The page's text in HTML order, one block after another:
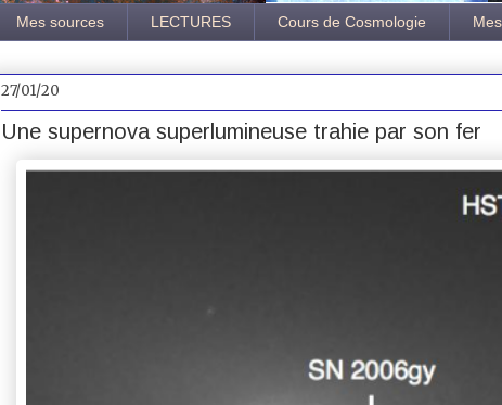
Mes sources LECTURES Cours de Cosmologie
27/01/20
Une supernova superlumineuse trahie par son fer